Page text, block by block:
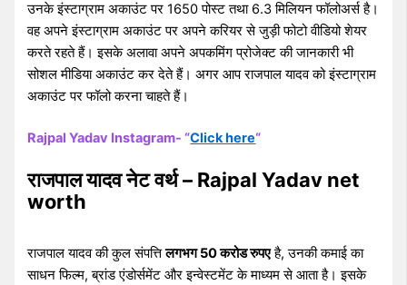
उनके इंस्टाग्राम अकाउंट पर 1650 पोस्ट तथा 6.3 मिलियन फॉलोअर्स है।
वह अपने इंस्टाग्राम अकाउंट पर अपने करियर से जुड़ी फोटो वीडियो शेयर
करते रहते हैं। इसके अलावा अपने अपकमिंग प्रोजेक्ट की जानकारी भी
सोशल मीडिया अकाउंट कर देते हैं। अगर आप राजपाल यादव को इंस्टाग्राम
अकाउंट पर फॉलो करना चाहते हैं।
Rajpal Yadav Instagram- “Click here“
राजपाल यादव नेट वर्थ – Rajpal Yadav net
worth
राजपाल यादव की कुल संपत्तिलगभग 50 करोड रुपएहै, उनकी कमाई का
साधन फिल्म, ब्रांड एंडोर्समेंट और इन्वेस्टमेंट के माध्यम से आता है। इसके